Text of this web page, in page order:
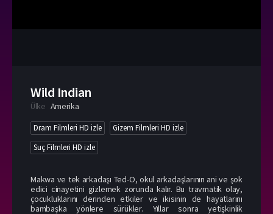
Wild Indian
Ülke Amerika
Dram Filmleri HD izle
Gizem Filmleri HD izle
Suç Filmleri HD izle
Makwa ve tek arkadaşı Ted-O, okul arkadaşlarının ani ve şok
edici cinayetini gizlemek zorunda kalır. Bu travmatik olay,
çocukluklarını derinden etkiler ve ikisinin de hayatlarını
bambaşka yönlere sürükler. Yıllar sonra yetişkinlik